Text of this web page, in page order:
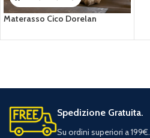
Materasso Cico Dorelan
Spedizione Gratuita.
Su ordini superiori a 199€.